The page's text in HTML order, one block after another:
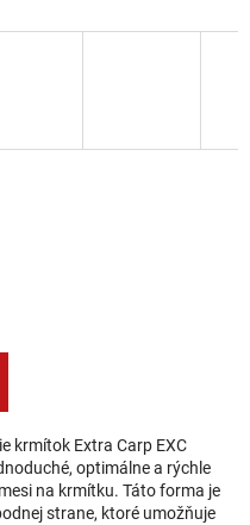
krmítok Extra Carp EXC
optimálne a rýchle
na krmítku. Táto forma je
strane, ktoré umožňuje